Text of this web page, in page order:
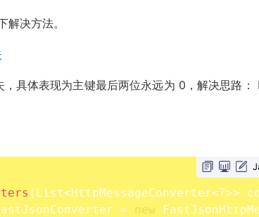
决方法。
具体表现为主键最后两位永远为 0，解决思路：
( List<HttpMessageConverter<?>>
= new